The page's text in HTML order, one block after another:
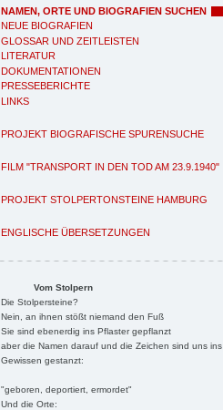
NAMEN, ORTE UND BIOGRAFIEN SUCHEN
NEUE BIOGRAFIEN
GLOSSAR UND ZEITLEISTEN
LITERATUR
DOKUMENTATIONEN
PRESSEBERICHTE
LINKS
PROJEKT BIOGRAFISCHE SPURENSUCHE
FILM "TRANSPORT IN DEN TOD AM 23.9.1940"
PROJEKT STOLPERTONSTEINE HAMBURG
ENGLISCHE ÜBERSETZUNGEN
Vom Stolpern
Die Stolpersteine?
Nein, an ihnen stößt niemand den Fuß
Sie sind ebenerdig ins Pflaster gepflanzt
aber die Namen darauf und die Zeichen sind uns ins
Gewissen gestanzt:
"geboren, deportiert, ermordet"
Und die Orte: